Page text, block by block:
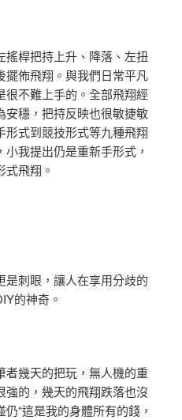
搖桿把持上升、降落、左扭
擺佈飛翔。與我們日常平凡
很不難上手的。全部飛翔經
安穩，把持反映也很敏捷敏
式到競技形式等九種飛翔
我提出仍是重新手形式，
飛翔。
刺眼，讓人在享用分歧的
的神奇。
者幾天的把玩，無人機的重
的，幾天的飛翔跌落也沒
“這是我的身體所有的錢，